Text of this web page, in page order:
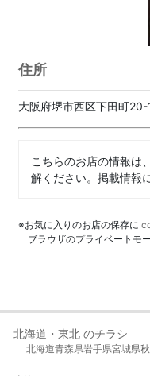
住所
大阪府堺市西区下田町
こちらのお店の情報は
解ください。掲載情報
※お気に入りのお店の保存に
ブラウザのプライベートモ
北海道・東北 のチラシ
北海道青森県岩手県宮城県